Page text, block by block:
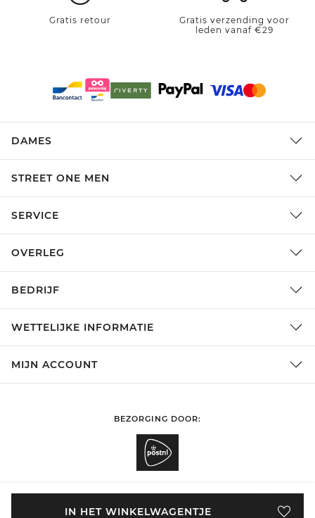
IN HET WINKELWAGENTJE
Gratis retour
Gratis verzending voor
leden vanaf €29
DAMES
STREET ONE MEN
SERVICE
OVERLEG
BEDRIJF
WETTELIJKE INFORMATIE
MIJN ACCOUNT
BEZORGING DOOR: